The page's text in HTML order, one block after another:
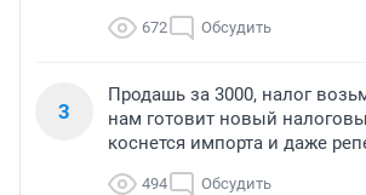
672 Обсудить
3
Продашь за 3000, налог
нам готовит новый
коснется импорта и даже
494 Обсудить